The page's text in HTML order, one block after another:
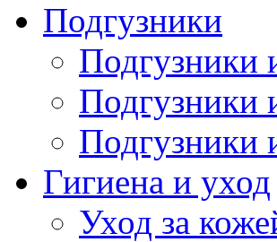
Подгузники
Подгузники
Подгузники
Подгузники
Гигиена и уход
Уход за